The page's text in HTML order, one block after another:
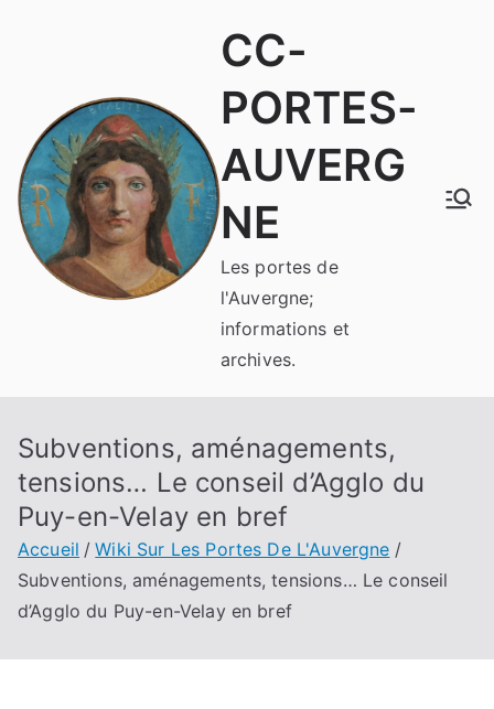
CC-
PORTES-
AUVERG
NE
Les portes de
l'Auvergne;
informations et
archives.
Subventions, aménagements,
tensions… Le conseil d’Agglo du
Puy-en-Velay en bref
Accueil
Wiki Sur Les Portes De L'Auvergne
Subventions, aménagements, tensions… Le conseil
d’Agglo du Puy-en-Velay en bref